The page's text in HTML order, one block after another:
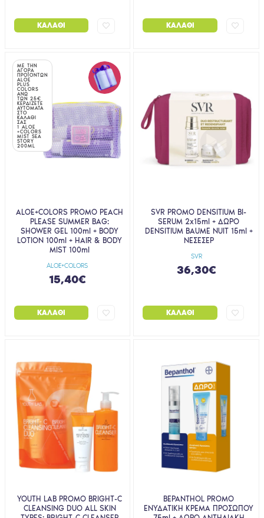
ΚΑΛΆΘΙ ΚΑΛΆΘΙ
ΜΕ ΤΗΝ
ΑΓΟΡΑ
ΠΡΟΪΟΝΤΩΝ
ALOE
PLUS
COLORS
ΑΝΩ
ΤΩΝ 25€
ΚΕΡΔΙΖΕΤΕ
ΑΥΤΟΜΑΤΑ
ΣΤΟ
ΚΑΛΑΘΙ
ΣΑΣ
1 ALOE
+COLORS
MIST SEA
STORY
200ML
ALOE+COLORS
ALOE+COLORS PROMO PEACH
PLEASE SUMMER BAG:
SHOWER GEL 100ml + BODY
LOTION 100ml + HAIR & BODY
MIST 100ml
15,40€
ΚΑΛΆΘΙ
SVR
SVR PROMO DENSITIUM BI-
SERUM 2x15ml + ΔΩΡΟ
DENSITIUM BAUME NUIT 15ml +
ΝΕΣΕΣΕΡ
36,30€
ΚΑΛΆΘΙ
YOUTH LAB PROMO BRIGHT-C
CLEANSING DUO ALL SKIN
BEPANTHOL PROMO
ΕΝΥΔΑΤΙΚΗ ΚΡΕΜΑ ΠΡΟΣΩΠΟΥ